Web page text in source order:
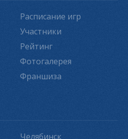
Расписание игр
Участники
Рейтинг
Фотогалерея
Франшиза
Челябинск